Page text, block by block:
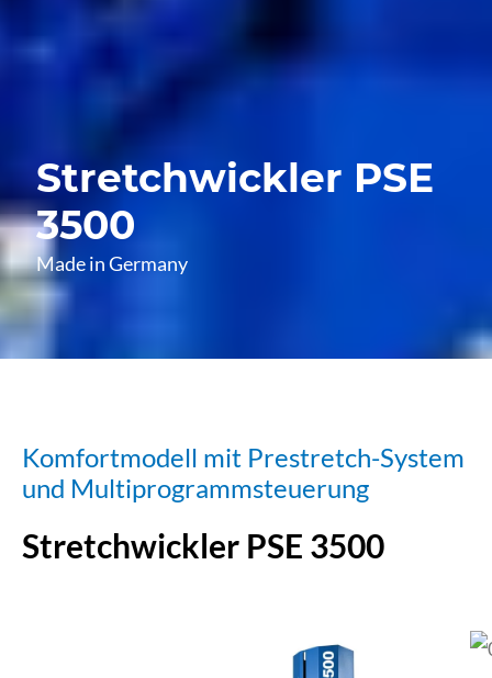
Stretchwickler PSE
3500
Made in Germany
Komfortmodell mit Prestretch-System
und Multiprogrammsteuerung
Stretchwickler PSE 3500